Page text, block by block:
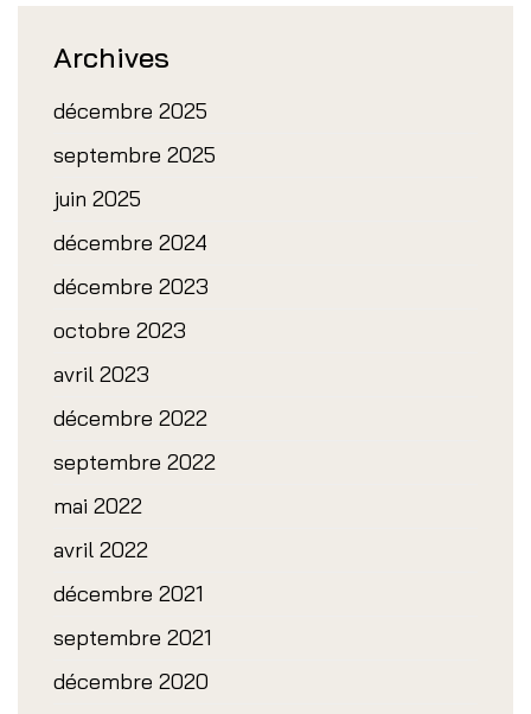
Archives
décembre 2025
septembre 2025
juin 2025
décembre 2024
décembre 2023
octobre 2023
avril 2023
décembre 2022
septembre 2022
mai 2022
avril 2022
décembre 2021
septembre 2021
décembre 2020